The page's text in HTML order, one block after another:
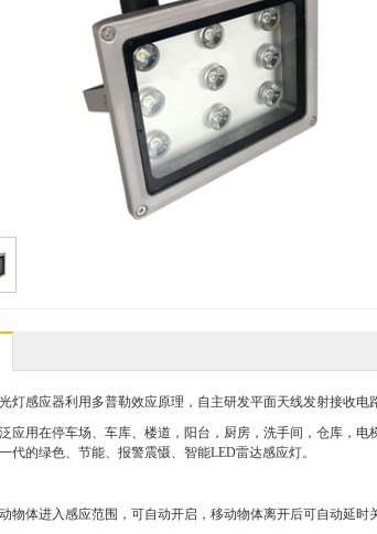
灯感应器利用多普勒效应原理，自主研发平面天线发射接收
应用在停车场、车库、楼道，阳台，厨房，洗手间，仓库，
代的绿色、节能、报警震慑、智能LED雷达感应灯。
物体进入感应范围，可自动开启，移动物体离开后可自动延